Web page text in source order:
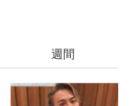
週間